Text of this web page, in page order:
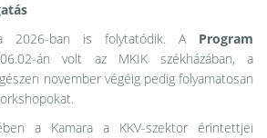
2026-ban is folytatódik. A Program
án volt az MKIK székházában, a
november végéig pedig folyamatosan
a Kamara a KKV-szektor érintettjei